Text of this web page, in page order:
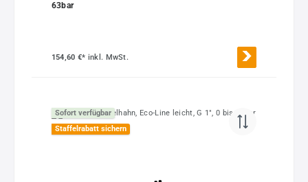
63bar
154,60 €* inkl. MwSt.
Sofort verfügbar
Staffelrabatt sichern